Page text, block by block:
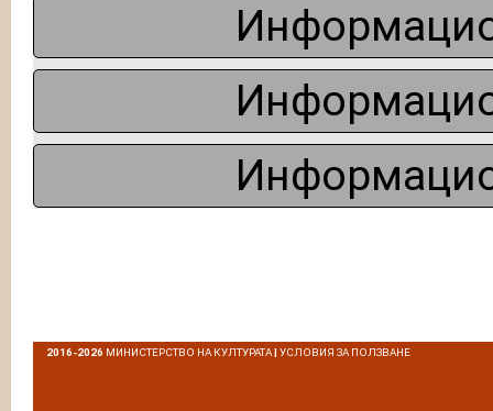
2016-2026 МИНИСТЕРСТВО НА КУЛТУРАТА|УСЛОВИЯ ЗА ПОЛЗВАНЕ